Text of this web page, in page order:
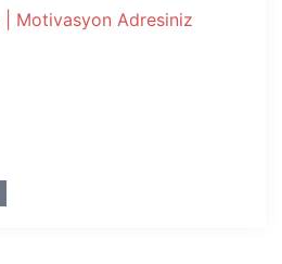
Motivasyon Adresiniz